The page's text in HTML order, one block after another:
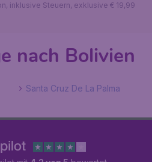
inklusive Steuern, exklusive € 19,99
nach Bolivien
Santa Cruz De La Palma